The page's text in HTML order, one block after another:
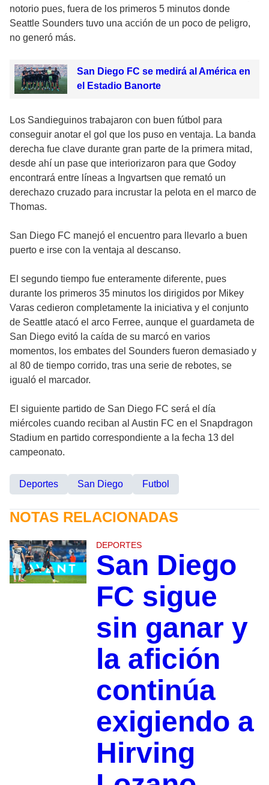
notorio pues, fuera de los primeros 5 minutos donde
Seattle Sounders tuvo una acción de un poco de peligro,
no generó más.
San Diego FC se medirá al América en
el Estadio Banorte
Los Sandieguinos trabajaron con buen fútbol para
conseguir anotar el gol que los puso en ventaja. La banda
derecha fue clave durante gran parte de la primera mitad,
desde ahí un pase que interiorizaron para que Godoy
encontrará entre líneas a Ingvartsen que remató un
derechazo cruzado para incrustar la pelota en el marco de
Thomas.
San Diego FC manejó el encuentro para llevarlo a buen
puerto e irse con la ventaja al descanso.
El segundo tiempo fue enteramente diferente, pues
durante los primeros 35 minutos los dirigidos por Mikey
Varas cedieron completamente la iniciativa y el conjunto
de Seattle atacó el arco Ferree, aunque el guardameta de
San Diego evitó la caída de su marcó en varios
momentos, los embates del Sounders fueron demasiado y
al 80 de tiempo corrido, tras una serie de rebotes, se
igualó el marcador.
El siguiente partido de San Diego FC será el día
miércoles cuando reciban al Austin FC en el Snapdragon
Stadium en partido correspondiente a la fecha 13 del
campeonato.
Deportes San Diego Futbol
NOTAS RELACIONADAS
DEPORTES
San Diego
FC sigue
sin ganar y
la afición
continúa
exigiendo a
Hirving